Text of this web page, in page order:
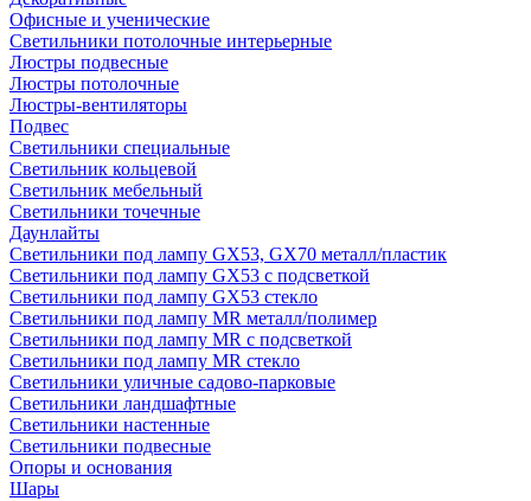
Офисные и ученические
Светильники потолочные интерьерные
Люстры подвесные
Люстры потолочные
Люстры-вентиляторы
Подвес
Светильники специальные
Светильник кольцевой
Светильник мебельный
Светильники точечные
Даунлайты
Светильники под лампу GX53, GX70 металл/пластик
Светильники под лампу GX53 с подсветкой
Светильники под лампу GX53 стекло
Светильники под лампу MR металл/полимер
Светильники под лампу MR с подсветкой
Светильники под лампу MR стекло
Светильники уличные садово-парковые
Светильники ландшафтные
Светильники настенные
Светильники подвесные
Опоры и основания
Шары